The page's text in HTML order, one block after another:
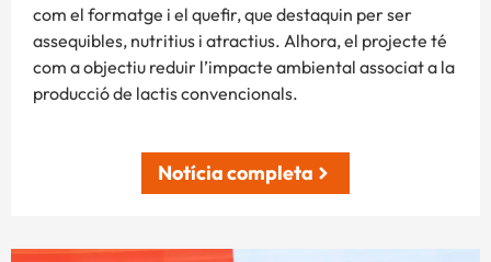
com el formatge i el quefir, que destaquin per ser
assequibles, nutritius i atractius. Alhora, el projecte té
com a objectiu reduir l’impacte ambiental associat a la
producció de lactis convencionals.
Notícia completa